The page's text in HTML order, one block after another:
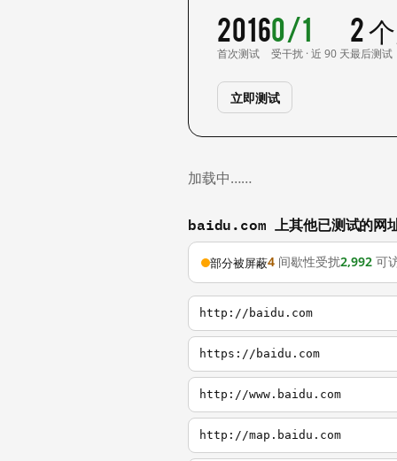
2016
首次测试
0/1
受干扰 · 近 90 天
2
最后测试
立即测试
加载中……
baidu.com 上其他已测试的网
部分被屏蔽4 间歇性受扰2,992 可
http://baidu.com
https://baidu.com
http://www.baidu.com
http://map.baidu.com